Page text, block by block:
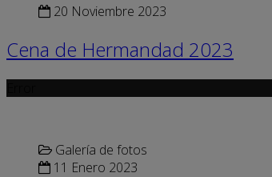
20 Noviembre 2023
Cena de Hermandad 2023
Galería de fotos
11 Enero 2023